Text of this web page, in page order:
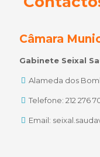
Câmara
Gabinete Seixal
Alameda dos
Telefone: 212 276
Email: